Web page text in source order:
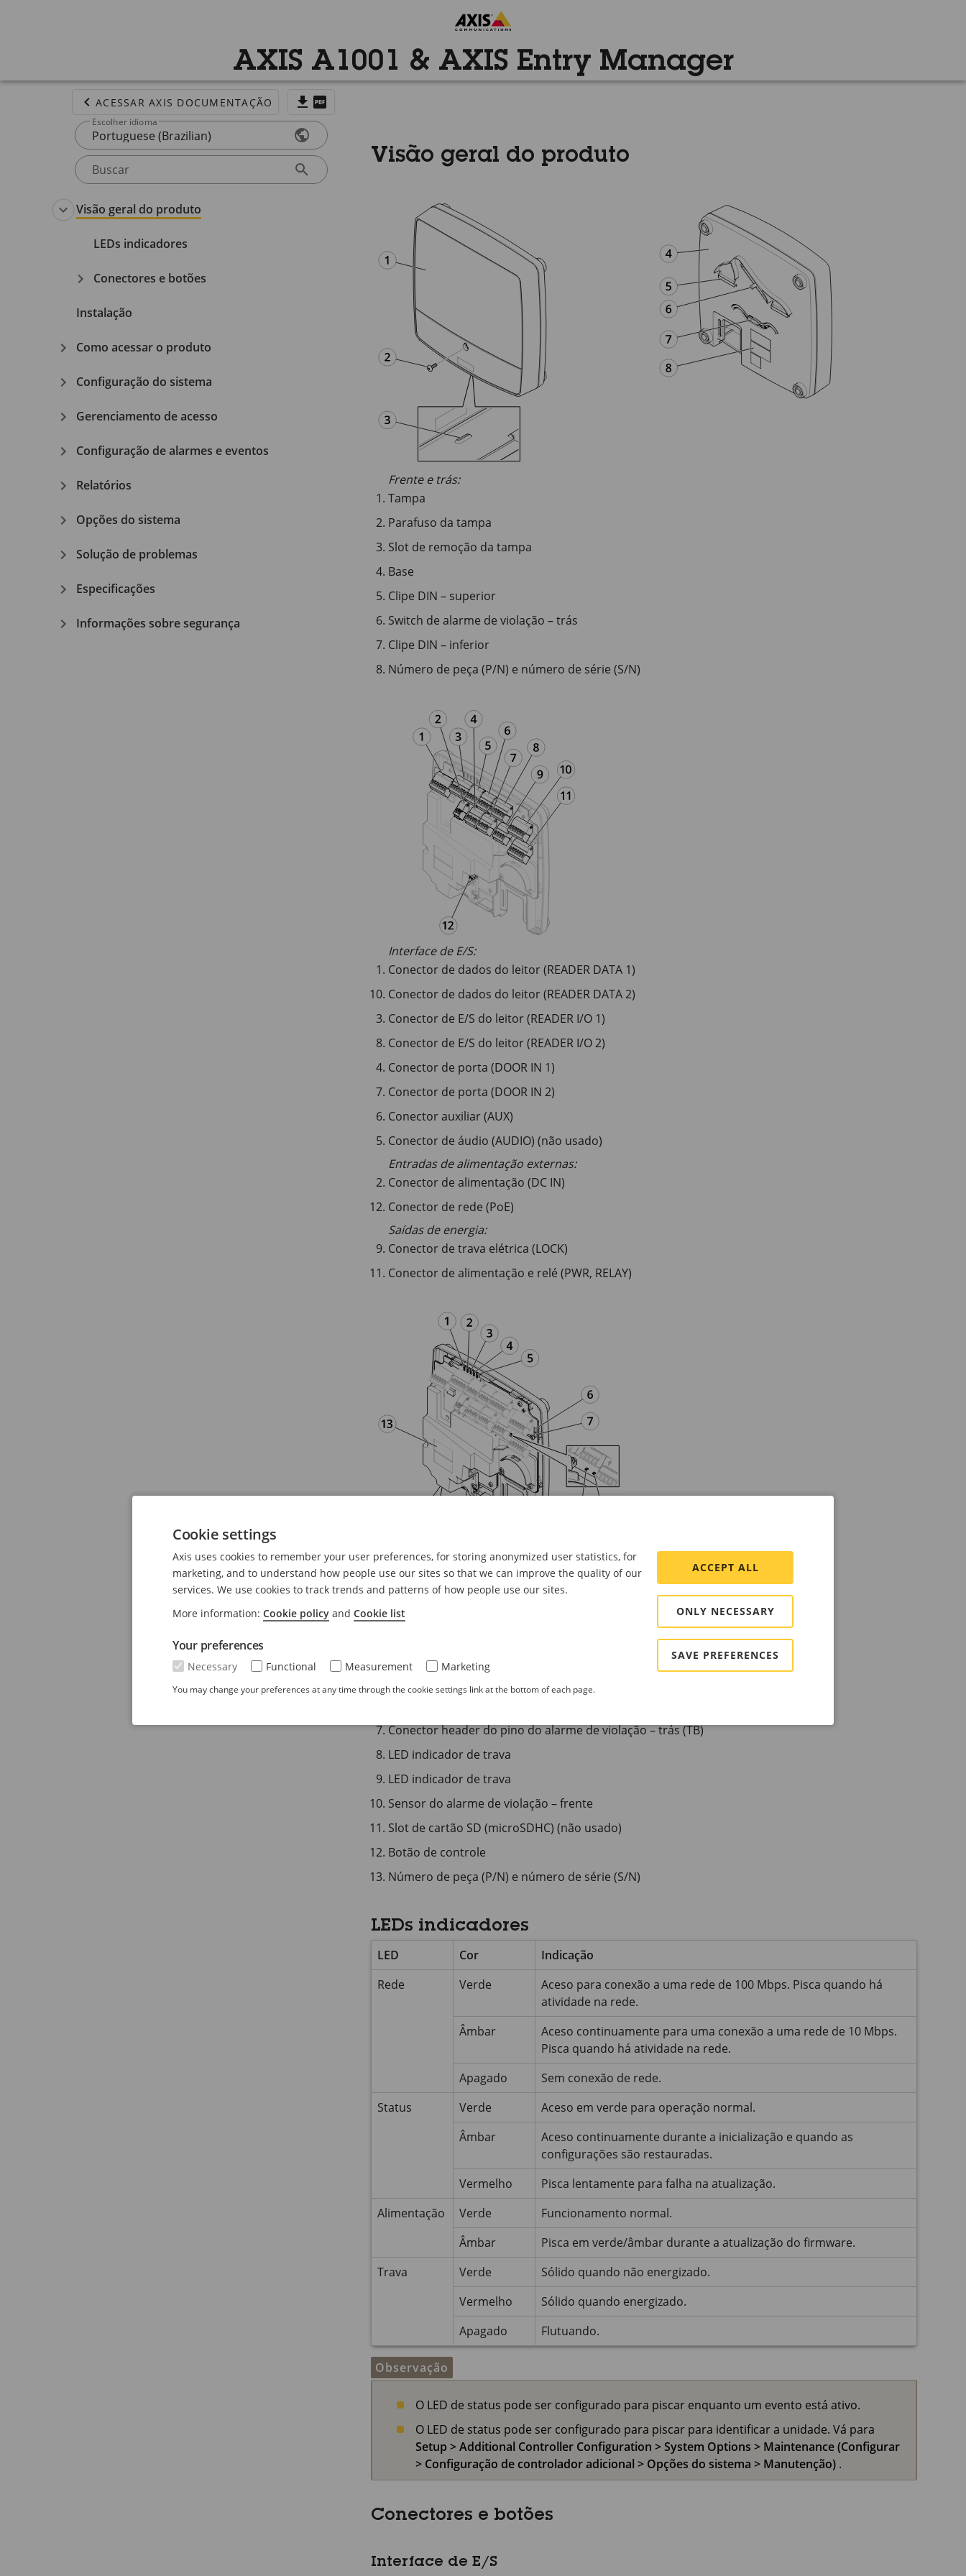
AXIS A1001 & AXIS Entry Manager
ACESSAR AXIS DOCUMENTAÇÃO
Escolher idioma
Portuguese (Brazilian)
Buscar
Visão geral do produto
LEDs indicadores
Conectores e botões
Instalação
Como acessar o produto
Configuração do sistema
Gerenciamento de acesso
Configuração de alarmes e eventos
Relatórios
Opções do sistema
Solução de problemas
Especificações
Informações sobre segurança
Visão geral do produto
Frente e trás:
Tampa
Parafuso da tampa
Slot de remoção da tampa
Base
Clipe DIN – superior
Switch de alarme de violação – trás
Clipe DIN – inferior
Número de peça (P/N) e número de série (S/N)
Interface de E/S:
Conector de dados do leitor (READER DATA 1)
Conector de dados do leitor (READER DATA 2)
Conector de E/S do leitor (READER I/O 1)
Conector de E/S do leitor (READER I/O 2)
Conector de porta (DOOR IN 1)
Conector de porta (DOOR IN 2)
Conector auxiliar (AUX)
Conector de áudio (AUDIO) (não usado)
Entradas de alimentação externas:
Conector de alimentação (DC IN)
Conector de rede (PoE)
Saídas de energia:
Conector de trava elétrica (LOCK)
Conector de alimentação e relé (PWR, RELAY)
LEDs indicadores, botões e outros hardwares:
LED indicador de energia
LED indicador de status
LED indicador do Leitor 2 (não usado)
Conector header do pino do alarme de violação – trás (TB)
LED indicador de trava
LED indicador de trava
Sensor do alarme de violação – frente
Slot de cartão SD (microSDHC) (não usado)
Botão de controle
Número de peça (P/N) e número de série (S/N)
LEDs indicadores
LED Cor
Indicação
Rede
Verde
Aceso para conexão a uma rede de 100 Mbps. Pisca quando há
atividade na rede.
Âmbar
Aceso continuamente para uma conexão a uma rede de 10 Mbps.
Pisca quando há atividade na rede.
Apagado
Sem conexão de rede.
Status
Verde
Aceso em verde para operação normal.
Âmbar
Aceso continuamente durante a inicialização e quando as
configurações são restauradas.
Vermelho
Pisca lentamente para falha na atualização.
Alimentação
Verde
Funcionamento normal.
Âmbar
Pisca em verde/âmbar durante a atualização do firmware.
Trava
Verde
Sólido quando não energizado.
Vermelho
Sólido quando energizado.
Apagado
Flutuando.
Observação
O LED de status pode ser configurado para piscar enquanto um evento está ativo.
O LED de status pode ser configurado para piscar para identificar a unidade. Vá para
Setup > Additional Controller Configuration > System Options > Maintenance (Configurar
> Configuração de controlador adicional > Opções do sistema > Manutenção) .
Conectores e botões
Interface de E/S
Cookie settings
Axis uses cookies to remember your user preferences, for storing anonymized user statistics, for
marketing, and to understand how people use our sites so that we can improve the quality of our
services. We use cookies to track trends and patterns of how people use our sites.
More information: Cookie policy and Cookie list
Your preferences
Necessary Functional Measurement Marketing
You may change your preferences at any time through the cookie settings link at the bottom of each page.
ACCEPT ALL
ONLY NECESSARY
SAVE PREFERENCES